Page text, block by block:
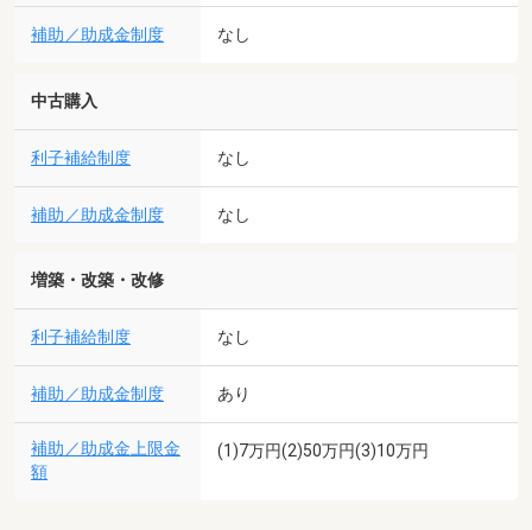
補助／助成金制度 なし
中古購入
利子補給制度 なし
補助／助成金制度 なし
増築・改築・改修
利子補給制度 なし
補助／助成金制度 あり
補助／助成金上限金
額
(1)7万円(2)50万円(3)10万円